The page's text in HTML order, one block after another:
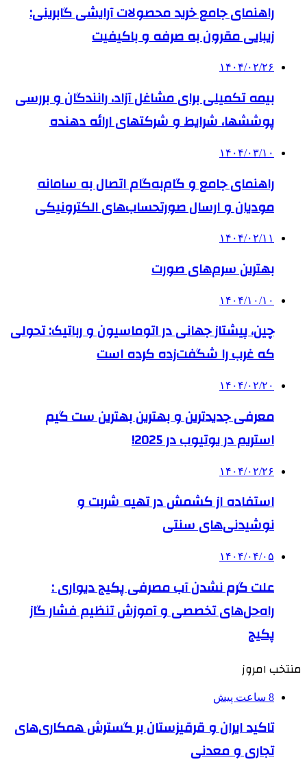
راهنمای جامع خرید محصولات آرایشی گابرینی:
زیبایی مقرون به صرفه و باکیفیت
۱۴۰۴/۰۲/۲۶
بیمه تکمیلی برای مشاغل آزاد، رانندگان و بررسی
پوششها، شرایط و شرکتهای ارائه دهنده
۱۴۰۴/۰۳/۱۰
راهنمای جامع و گام‌به‌گام اتصال به سامانه
مودیان و ارسال صورتحساب‌های الکترونیکی
۱۴۰۴/۰۲/۱۱
بهترین سرم‌های صورت
۱۴۰۴/۱۰/۱۰
چین، پیشتاز جهانی در اتوماسیون و رباتیک: تحولی
که غرب را شگفت‌زده کرده است
۱۴۰۴/۰۲/۲۰
معرفی جدیدترین و بهترین بهترین ست گیم
استریم در یوتیوب در 2025!
۱۴۰۴/۰۲/۲۶
استفاده از کشمش در تهیه شربت و
نوشیدنی‌های سنتی
۱۴۰۴/۰۴/۰۵
علت گرم نشدن آب مصرفی پکیج دیواری :
راه‌حل‌های تخصصی و آموزش تنظیم فشار گاز
پکیج
منتخب امروز
8 ساعت پیش
تاکید ایران و قرقیزستان بر گسترش همکاری‌های
تجاری و معدنی